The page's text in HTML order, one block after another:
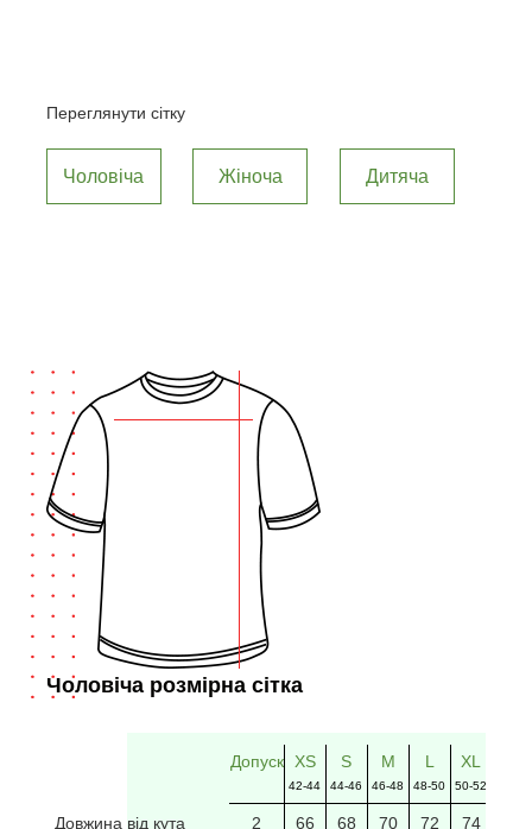
Переглянути сітку
Чоловіча Жіноча Дитяча
Чоловіча розмірна сітка
Допуск XS
42-44
S
44-46
M
46-48
L
48-50
XL
50-52
Довжина від кута 2 66 68 70 72 74